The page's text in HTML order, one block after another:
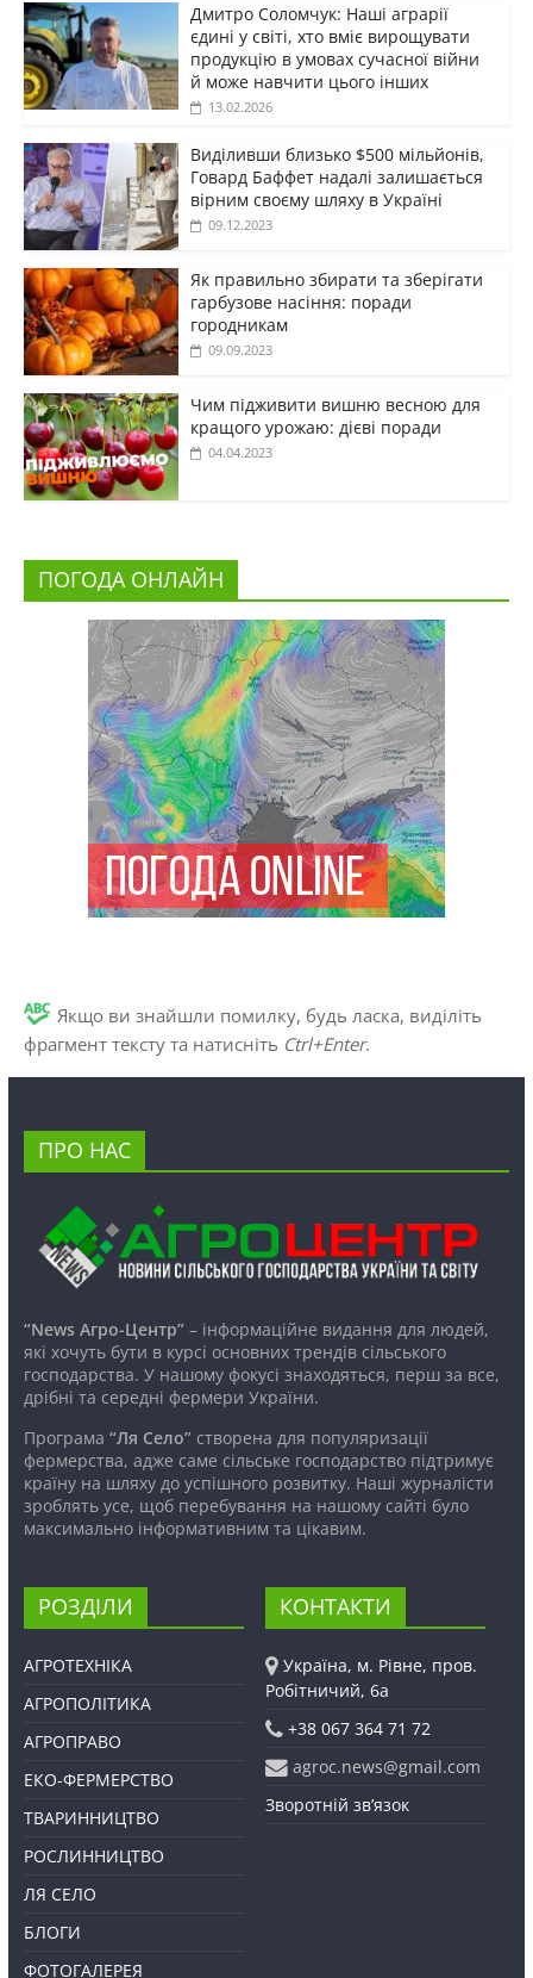
Дмитро Соломчук: Наші аграрії
єдині у світі, хто вміє вирощувати
продукцію в умовах сучасної війни
й може навчити цього інших
13.02.2026
Виділивши близько $500 мільйонів,
Говард Баффет надалі залишається
вірним своєму шляху в Україні
09.12.2023
Як правильно збирати та зберігати
гарбузове насіння: поради
городникам
09.09.2023
Чим підживити вишню весною для
кращого урожаю: дієві поради
04.04.2023
ПОГОДА ОНЛАЙН
Якщо ви знайшли помилку, будь ласка, виділіть
фрагмент тексту та натисніть Ctrl+Enter.
ПРО НАС
“News Агро-Центр”– інформаційне видання для людей,
які хочуть бути в курсі основних трендів сільського
господарства. У нашому фокусі знаходяться, перш за все,
дрібні та середні фермери України.
Програма “Ля Село”створена для популяризації
фермерства, адже саме сільське господарство підтримує
країну на шляху до успішного розвитку. Наші журналісти
зроблять усе, щоб перебування на нашому сайті було
максимально інформативним та цікавим.
РОЗДІЛИ
АГРОТЕХНІКА
АГРОПОЛІТИКА
АГРОПРАВО
ЕКО-ФЕРМЕРСТВО
ТВАРИННИЦТВО
РОСЛИННИЦТВО
ЛЯ СЕЛО
БЛОГИ
ФОТОГАЛЕРЕЯ
КОНТАКТИ
Україна, м. Рівне, пров.
Робітничий, 6а
+38 067 364 71 72
agroc.news@gmail.com
Зворотній зв’язок